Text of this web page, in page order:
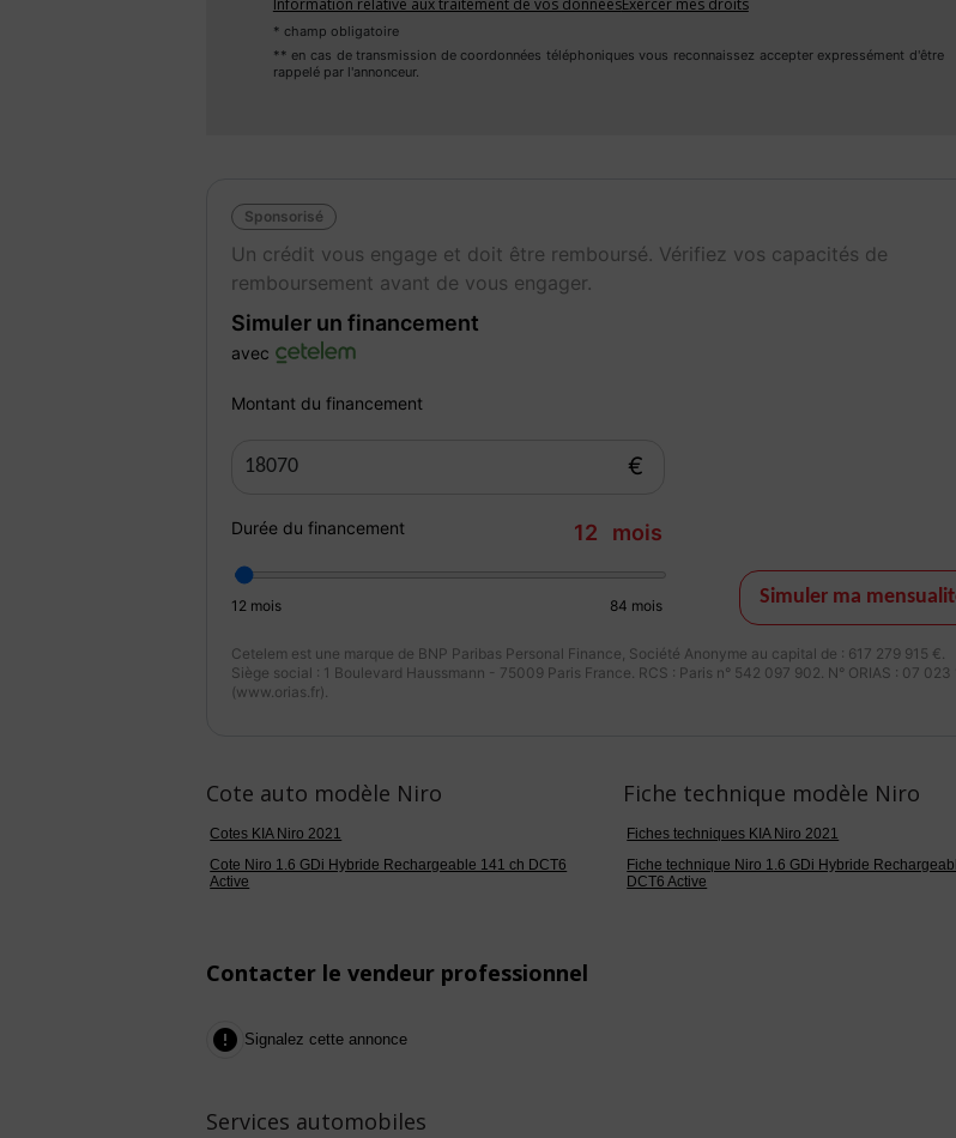
* champ obligatoire
** en cas de transmission de coordonnées téléphoniques vous reconnaissez accepter expressément d'être
rappelé par l'annonceur.
Sponsorisé
Un crédit vous engage et doit être remboursé. Vérifiez vos capacités de
remboursement avant de vous engager.
Simuler un financement
avec
Montant du financement
€
Durée du financement 12 mois
12 mois 84 mois Simuler ma
Cetelem est une marque de BNP Paribas Personal Finance, Société Anonyme au capital de : 617 279 915 €.
Siège social : 1 Boulevard Haussmann - 75009 Paris France. RCS : Paris n° 542 097 902. N° ORIAS : 07 023
(www.orias.fr).
Cote auto modèle Niro
Cotes KIA Niro 2021
Cote Niro 1.6 GDi Hybride Rechargeable 141 ch DCT6
Active
Fiche technique modèle Niro
Fiches techniques KIA Niro 2021
Fiche technique Niro 1.6 GDi Hybride
DCT6 Active
Contacter le vendeur professionnel
 Signalez cette annonce
Services automobiles